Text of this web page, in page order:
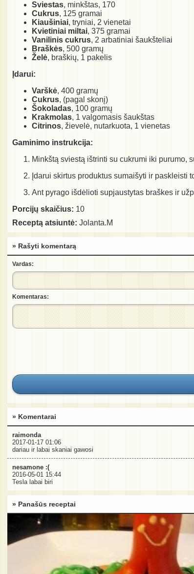
Sviestas, minkštas, 170
Cukrus, 125 gramai
Kiaušiniai, tryniai, 2 vienetai
Kvietiniai miltai, 375 gramai
Vanilinis cukrus, 2 arbatiniai šaukšteliai
Braškės, 500 gramų
Želė, braškių, 1 pakelis
Įdarui:
Varškė, 400 gramų
Cukrus, (pagal skonį)
Šokoladas, 100 gramų
Krakmolas, 1 valgomasis šaukštas
Citrinos, žievelė, nutarkuota, 1 vienetas
Gaminimo instrukcija:
Minkštą sviestą ištrinti su cukrumi iki purumo,
Įdarui skirtus produktus sumaišyti ir paskleisti
Ant pyrago išdėlioti supjaustytas braškes ir
Porcijų skaičius: 10
Receptą atsiuntė: Jolanta.M
» Rašyti komentarą
Vardas:
Komentaras:
» Komentarai
raimonda
2017-01-17 01:06
dariau ir labai skaniai gawosi
nesamone :(
2016-05-01 15:44
Tesla labai biri
» Panašūs receptai